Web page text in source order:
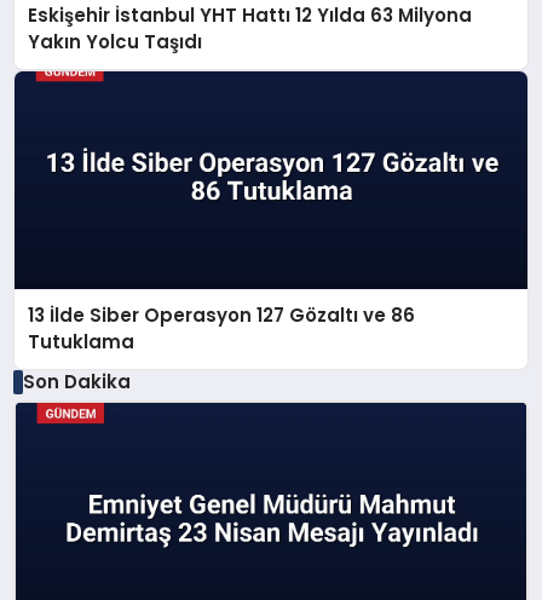
Eskişehir İstanbul YHT Hattı 12 Yılda 63 Milyona
Yakın Yolcu Taşıdı
13 İlde Siber Operasyon 127 Gözaltı ve 86
Tutuklama
Son Dakika